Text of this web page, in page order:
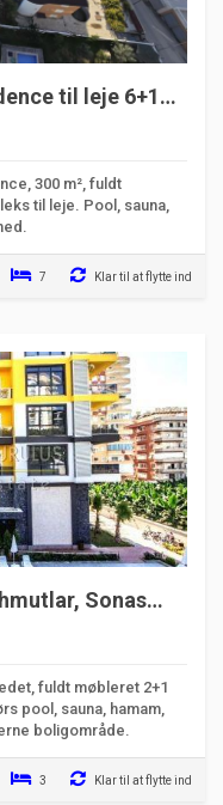
til leje 6+1
300 m², fuldt
til leje. Pool, sauna,
7 Klar til at flytte ind
Sonas
og en stue.
fuldt møbleret 2+1
pool, sauna, hamam,
boligområde.
3 Klar til at flytte ind